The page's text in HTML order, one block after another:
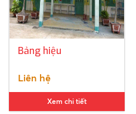
Bảng hiệu
Liên hệ
Xem chi tiết